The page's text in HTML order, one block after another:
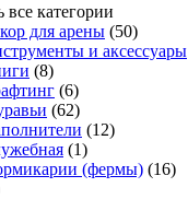
все категории
для арены (50)
и аксессуары
(8)
(6)
(62)
(12)
(1)
(фермы) (16)